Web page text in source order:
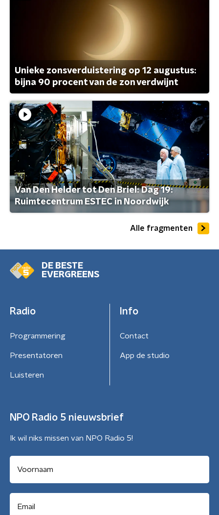
Unieke zonsverduistering op 12 augustus:
bijna 90 procent van de zon verdwijnt
Van Den Helder tot Den Briel: Dag 19:
Ruimtecentrum ESTEC in Noordwijk
Alle fragmenten
DE BESTE
EVERGREENS
Radio
Programmering
Presentatoren
Luisteren
Info
Contact
App de studio
NPO Radio 5 nieuwsbrief
Ik wil niks missen van NPO Radio 5!